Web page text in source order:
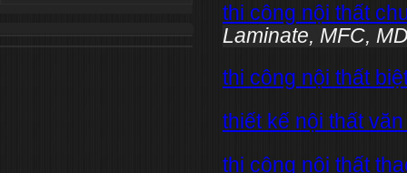
thi công nội thất
Laminate, MFC,
thi công nội thất
thiết kế nội thất
thi công nội thất